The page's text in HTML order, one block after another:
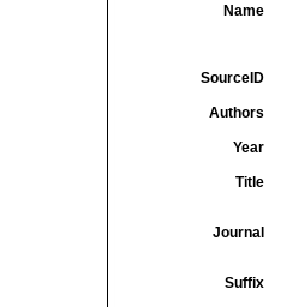
Name
SourceID
Authors
Year
Title
Journal
Suffix